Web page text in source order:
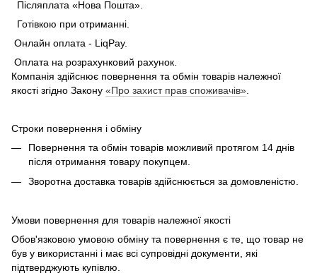
Післяплата «Нова Пошта».
Готівкою при отриманні.
Онлайн оплата - LiqPay.
Оплата на розрахунковий рахунок.
Компанія здійснює повернення та обмін товарів належної
якості згідно Закону «Про захист прав споживачів»
Строки повернення і обміну
Повернення та обмін товарів можливий протягом 14 днів
після отримання товару покупцем.
Зворотна доставка товарів здійснюється за домовленістю.
Умови повернення для товарів належної якості
Обов'язковою умовою обміну та повернення є те, що товар не
був у використанні і має всі супровідні документи, які
підтверджують купівлю.